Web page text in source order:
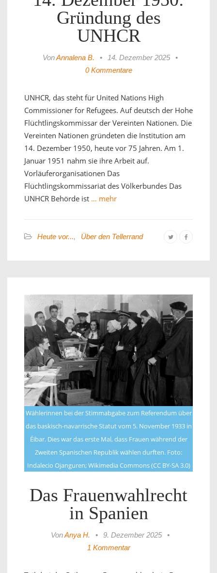
Gründung des
UNHCR
VonAnnalena B. • 14. Dezember 2025
•
0 Kommentare
UNHCR, das steht für United Nations High
Commissioner for Refugees. Auf deutsch der Hohe
Flüchtlingskommissar der Vereinten Nationen. Die
Vereinten Nationen gründeten die Institution am
14. Dezember 1950, heute vor 75 Jahren. Am 1.
Januar 1951 nahm sie ihre Arbeit auf.
Vorläuferorganisationen Das
Flüchtlingskommissariat des Völkerbundes Das
UNHCR Behörde ist … mehr
Heute vor..., Über den Tellerrand
Wählerinnen bei der Stimmabgabe zum Referendum über
das baskisch-navarrische Statut vom 5. November 1933 in
Éibar. Dies war das erste Mal, dass Frauen während der
Zweiten Spanischen Republik wählen durften. Foto:
Indalecio Ojanguren; Wikimedia Commons (CC BY-SA 3.0)
Das Frauenwahlrecht
in Spanien
VonAnya H. • 9. Dezember 2025
•
1 Kommentar